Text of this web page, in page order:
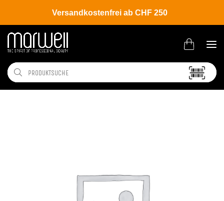
Versandkostenfrei ab CHF 250
Shop Brands Davines Colour